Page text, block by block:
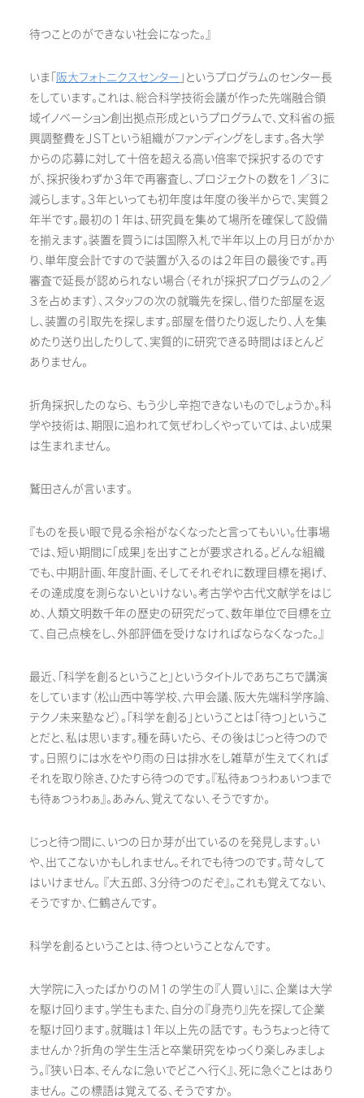
待つことのができない社会になった。』
いま「阪大フォトニクスセンター 」というプログラムのセンター長
をしています。これは、総合科学技術会議が作った先端融合領
域イノベーション創出拠点形成というプログラムで、文科省の振
興調整費をＪＳＴという組織がファンディングをします。各大学
からの応募に対して十倍を超える高い倍率で採択するのです
が、採択後わずか３年で再審査し、プロジェクトの数を１／３に
減らします。３年といっても初年度は年度の後半からで、実質２
年半です。最初の１年は、研究員を集めて場所を確保して設備
を揃えます。装置を買うには国際入札で半年以上の月日がかか
り、単年度会計ですので装置が入るのは２年目の最後です。再
審査で延長が認められない場合（それが採択プログラムの２／
３を占めます）、スタッフの次の就職先を探し、借りた部屋を返
し、装置の引取先を探します。部屋を借りたり返したり、人を集
めたり送り出したりして、実質的に研究できる時間はほとんど
ありません。
折角採択したのなら、 もう少し辛抱できないものでしょうか。科
学や技術は、期限に追われて気ぜわしくやっていては、よい成果
は生まれません。
鷲田さんが言います。
『ものを長い眼で見る余裕がなくなったと言ってもいい。仕事場
では、短い期間に「成果」を出すことが要求される。どんな組織
でも、中期計画、年度計画、そしてそれぞれに数理目標を掲げ、
その達成度を測らないといけない。考古学や古代文献学をはじ
め、人類文明数千年の歴史の研究だって、数年単位で目標を立
て、自己点検をし、外部評価を受けなければならなくなった。』
最近、「科学を創るということ」というタイトルであちこちで講演
をしています（松山西中等学校、六甲会議、阪大先端科学序論、
テクノ未来塾など）。「科学を創る」ということは「待つ」というこ
とだと、私は思います。種を蒔いたら、 その後はじっと待つので
す。日照りには水をやり雨の日は排水をし雑草が生えてくれば
それを取り除き、ひたすら待つのです。『私待ぁつぅわぁいつまで
も待ぁつぅわぁ』。あみん、覚えてない、そうですか。
じっと待つ間に、いつの日か芽が出ているのを発見します。い
や、出てこないかもしれません。それでも待つのです。苛々して
はいけません。 『大五郎、３分待つのだぞ』。これも覚えてない、
そうですか、仁鶴さんです。
科学を創るということは、待つということなんです。
大学院に入ったばかりのＭ１の学生の『人買い』に、企業は大学
を駆け回ります。学生もまた、自分の『身売り』先を探して企業
を駆け回ります。就職は１年以上先の話です。 もうちょっと待て
ませんか？折角の学生生活と卒業研究をゆっくり楽しみましょ
う。『狭い日本、そんなに急いでどこへ行く』、死に急ぐことはあり
ません。 この標語は覚えてる、そうですか。